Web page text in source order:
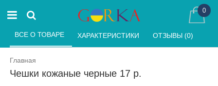
0
Главная
Чешки кожаные черные 17 р.
ВСЕ О ТОВАРЕ ХАРАКТЕРИСТИКИ ОТЗЫВЫ (0)